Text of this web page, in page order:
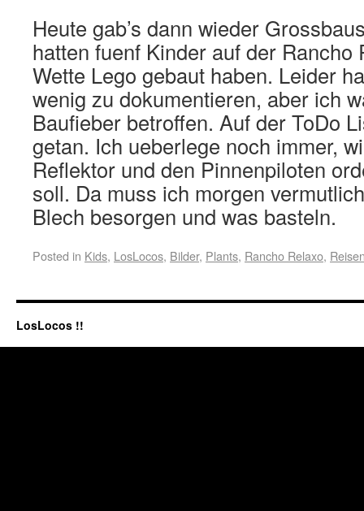
Heute gab’s dann wieder
hatten fuenf Kinder auf der Rancho
Wette Lego gebaut haben. Leider
wenig zu dokumentieren, aber ich
Baufieber betroffen. Auf der ToDo
getan. Ich ueberlege noch immer,
Reflektor und den Pinnenpiloten
soll. Da muss ich morgen
Blech besorgen und was basteln.
Posted in Kids, LosLocos, Bilder, Plants, Rancho Relaxo,
LosLocos !!